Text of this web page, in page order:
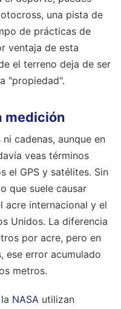
una pista de
de prácticas de
ventaja de esta
el terreno deja de ser
"propiedad".
medición
cadenas, aunque en
veas términos
el GPS y satélites. Sin
que suele causar
acre internacional y el
Unidos. La diferencia
por acre, pero en
ese error acumulado
metros.
NASA utilizan